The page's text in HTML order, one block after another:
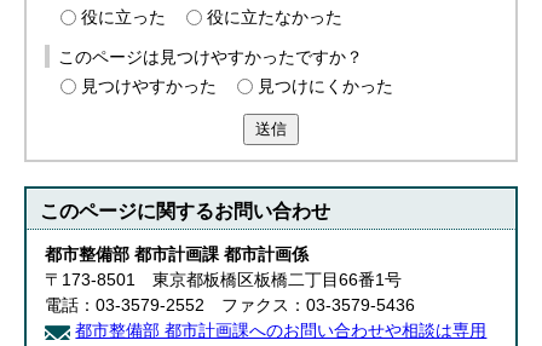
役に立った
役に立たなかった
このページは見つけやすかったですか？
見つけやすかった
見つけにくかった
送信
このページに関するお問い合わせ
都市整備部 都市計画課 都市計画係
〒173-8501 東京都板橋区板橋二丁目66番1号
電話：03-3579-2552 ファクス：03-3579-5436
都市整備部 都市計画課へのお問い合わせや相談は専用